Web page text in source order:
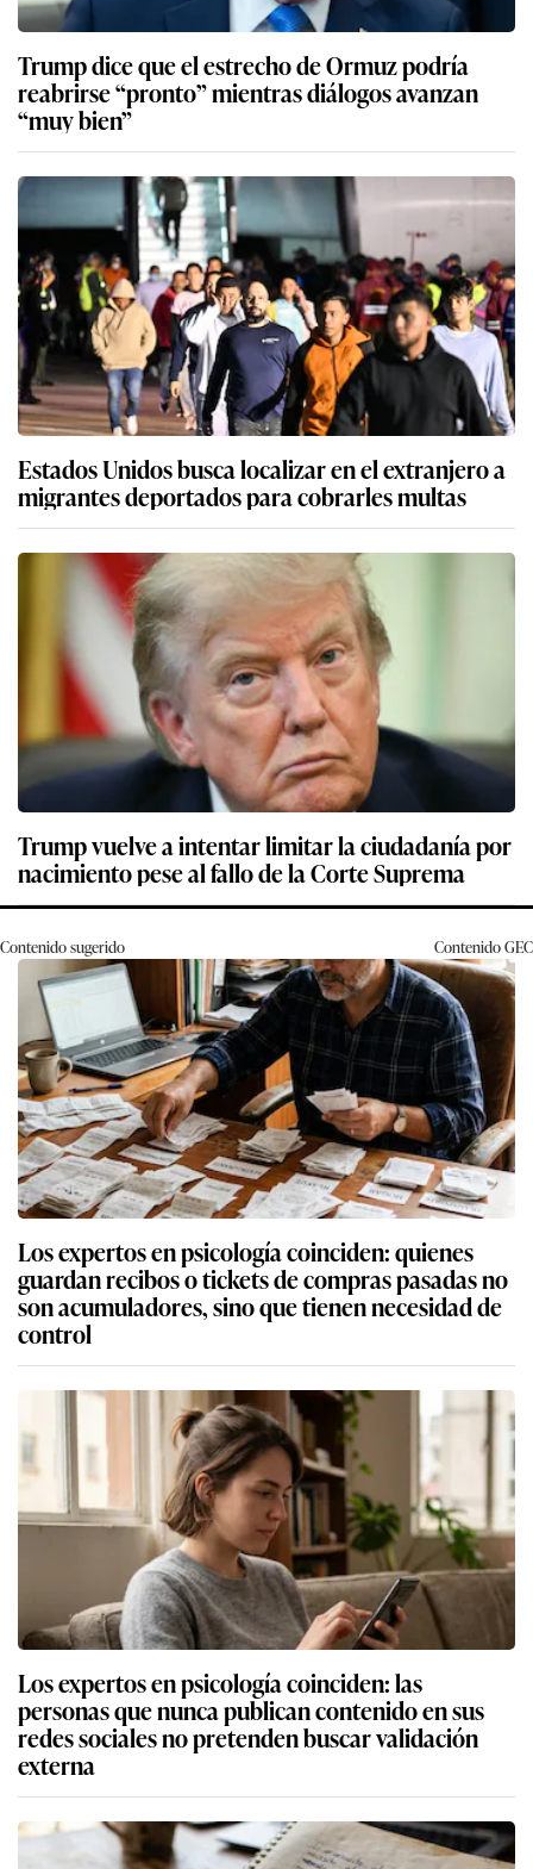
Trump dice que el estrecho de Ormuz podría
reabrirse “pronto” mientras diálogos avanzan
“muy bien”
Estados Unidos busca localizar en el extranjero a
migrantes deportados para cobrarles multas
Trump vuelve a intentar limitar la ciudadanía por
nacimiento pese al fallo de la Corte Suprema
Contenido sugerido ContenidoGEC
Los expertos en psicología coinciden: quienes
guardan recibos o tickets de compras pasadas no
son acumuladores, sino que tienen necesidad de
control
Los expertos en psicología coinciden: las
personas que nunca publican contenido en sus
redes sociales no pretenden buscar validación
externa